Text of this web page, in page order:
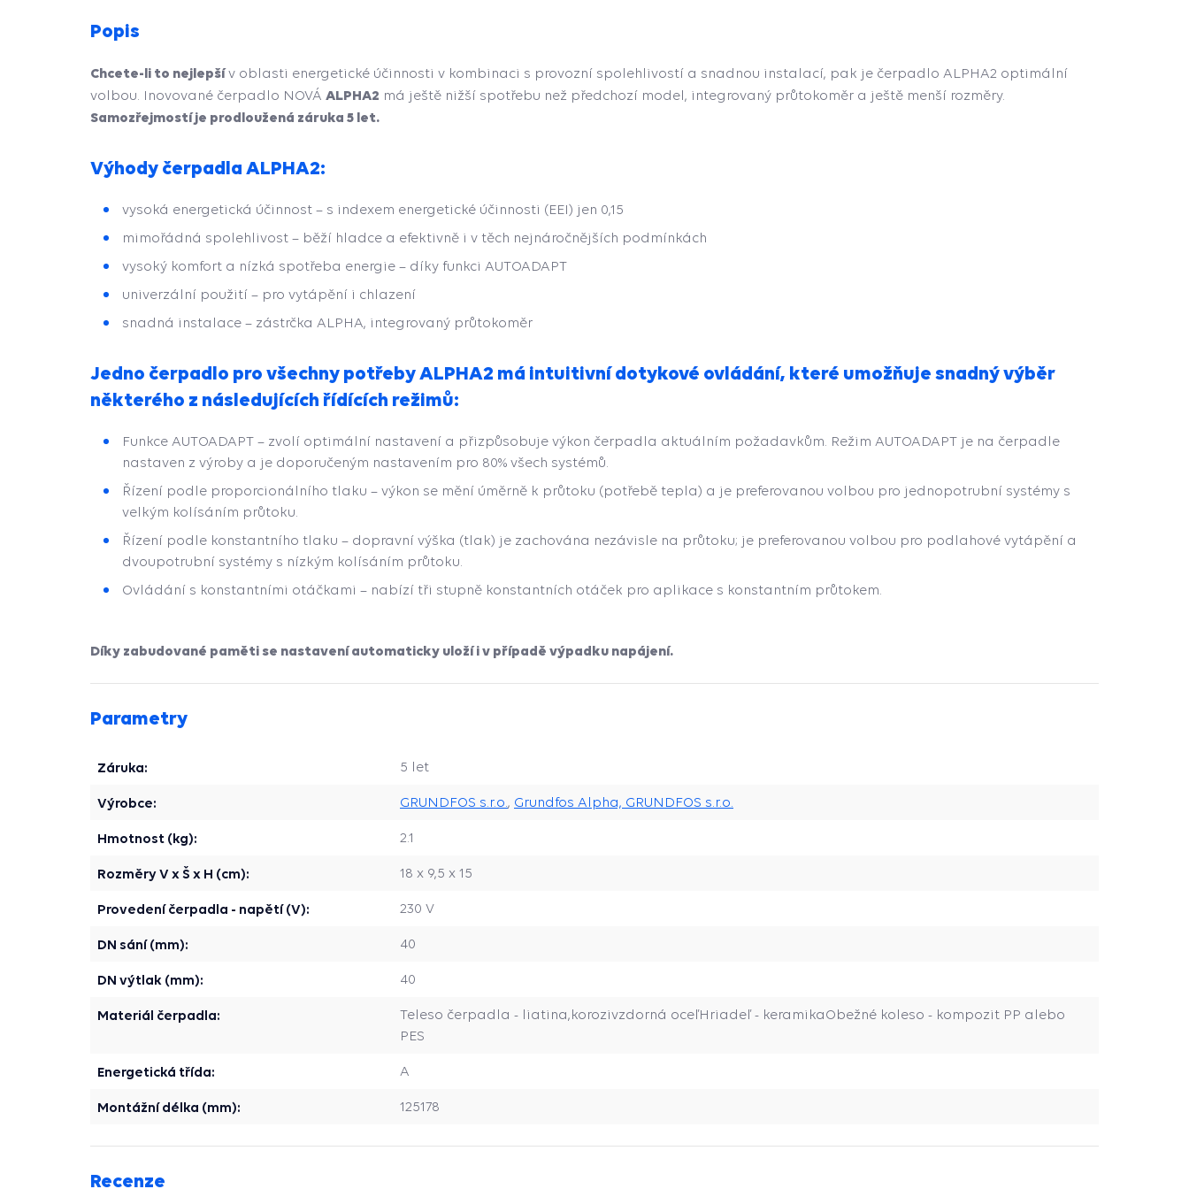
Popis
Chcete-li to nejlepšív oblasti energetické účinnosti v kombinaci s provozní spolehlivostí a snadnou instalací, pak je čerpadlo ALPHA2 optimální
volbou. Inovované čerpadlo NOVÁ ALPHA2 má ještě nižší spotřebu než předchozí model, integrovaný průtokoměr a ještě menší rozměry.
Samozřejmostí je prodloužená záruka 5 let.
Výhody čerpadla ALPHA2:
vysoká energetická účinnost – s indexem energetické účinnosti (EEI) jen 0,15
mimořádná spolehlivost – běží hladce a efektivně i v těch nejnáročnějších podmínkách
vysoký komfort a nízká spotřeba energie – díky funkci AUTOADAPT
univerzální použití – pro vytápění i chlazení
snadná instalace – zástrčka ALPHA, integrovaný průtokoměr
Jedno čerpadlo pro všechny potřeby ALPHA2 má intuitivní dotykové ovládání, které umožňuje snadný výběr
některého z následujících řídících režimů:
Funkce AUTOADAPT – zvolí optimální nastavení a přizpůsobuje výkon čerpadla aktuálním požadavkům. Režim AUTOADAPT je na čerpadle
nastaven z výroby a je doporučeným nastavením pro 80% všech systémů.
Řízení podle proporcionálního tlaku – výkon se mění úměrně k průtoku (potřebě tepla) a je preferovanou volbou pro jednopotrubní systémy s
velkým kolísáním průtoku.
Řízení podle konstantního tlaku – dopravní výška (tlak) je zachována nezávisle na průtoku; je preferovanou volbou pro podlahové vytápění a
dvoupotrubní systémy s nízkým kolísáním průtoku.
Ovládání s konstantními otáčkami – nabízí tři stupně konstantních otáček pro aplikace s konstantním průtokem.
Díky zabudované paměti se nastavení automaticky uloží i v případě výpadku napájení.
Parametry
Záruka: 5 let
Výrobce: GRUNDFOS s.r.o. , Grundfos Alpha, GRUNDFOS s.r.o.
Hmotnost (kg): 2.1
Rozměry V x Š x H (cm): 18 x 9,5 x 15
Provedení čerpadla - napětí (V): 230 V
DN sání (mm): 40
DN výtlak (mm): 40
Materiál čerpadla:
Teleso čerpadla - liatina,korozivzdorná oceľHriadeľ - keramikaObežné koleso - kompozit PP alebo
PES
Energetická třída: A
Montážní délka (mm): 125178
Recenze